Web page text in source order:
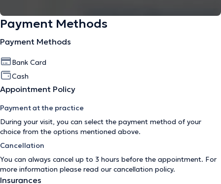
Payment Methods
Payment Methods
Bank Card
Cash
Appointment Policy
Payment at the practice
During your visit, you can select the payment method of your
choice from the options mentioned above.
Cancellation
You can always cancel up to 3 hours before the appointment. For
more information please read our cancellation policy.
Insurances